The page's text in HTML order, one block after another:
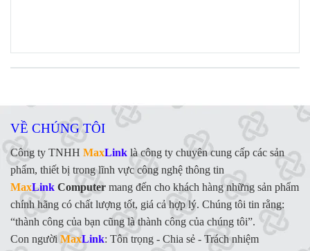
VỀ CHÚNG TÔI
Công ty TNHH MaxLink là công ty chuyên cung cấp các sản
phẩm, thiết bị trong lĩnh vực công nghệ thông tin
MaxLink Computer mang đến cho khách hàng những sản phẩm
chính hãng có chất lượng tốt, giá cả hợp lý. Chúng tôi tin rằng:
“thành công của bạn cũng là thành công của chúng tôi”.
Con người MaxLink: Tôn trọng - Chia sẻ - Trách nhiệm